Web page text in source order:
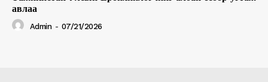
авлаа
Admin - 07/21/2026